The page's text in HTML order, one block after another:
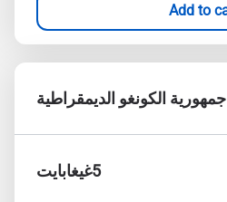
Add to
جمهورية الكونغو الديمقراطية
5غيغابايت